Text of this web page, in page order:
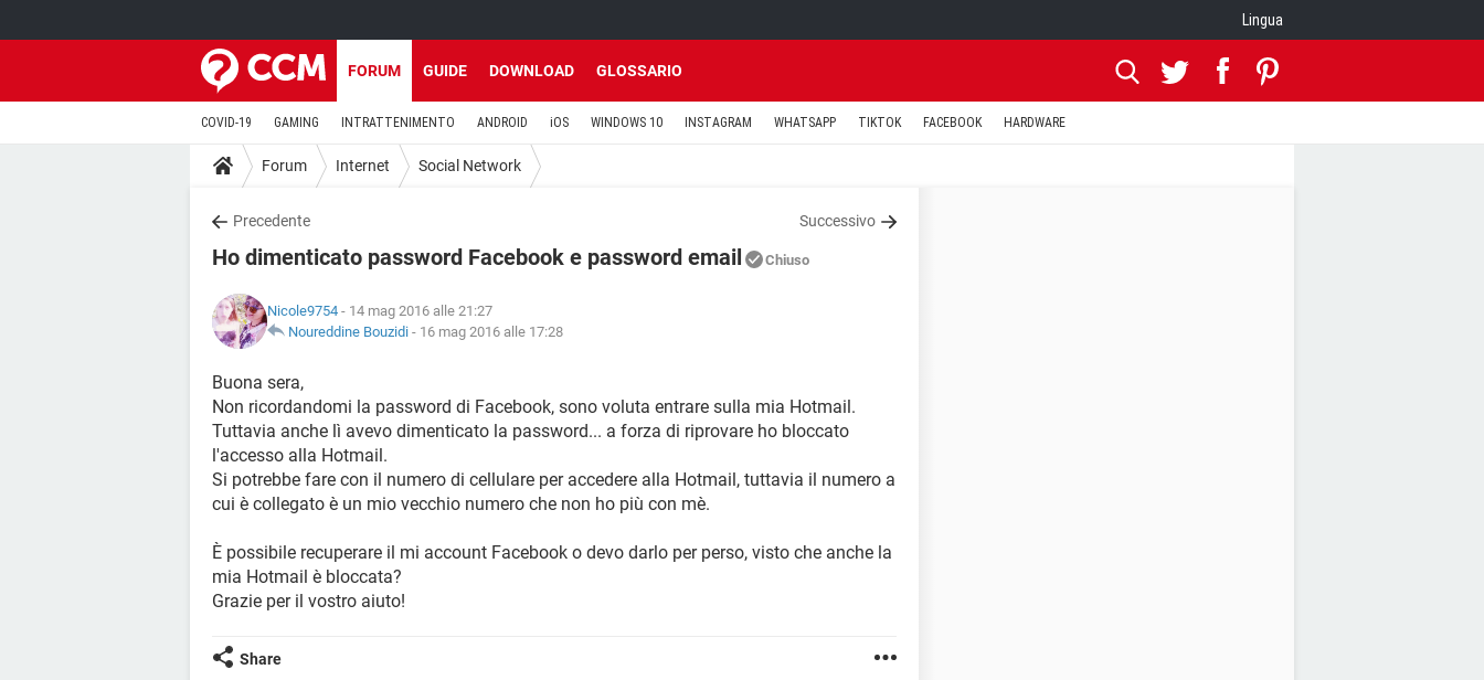
Lingua
FORUM GUIDE DOWNLOAD GLOSSARIO
COVID-19 GAMING INTRATTENIMENTO ANDROID iOS WINDOWS 10 INSTAGRAM WHATSAPP TIKTOK FACEBOOK HARDWARE
Forum Internet Social Network
Precedente Successivo
Ho dimenticato password Facebook e password email Chiuso
Nicole9754 - 14 mag 2016 alle 21:27
Noureddine Bouzidi - 16 mag 2016 alle 17:28
Buona sera,
Non ricordandomi la password di Facebook, sono voluta entrare sulla mia Hotmail.
Tuttavia anche lì avevo dimenticato la password... a forza di riprovare ho bloccato
l'accesso alla Hotmail.
Si potrebbe fare con il numero di cellulare per accedere alla Hotmail, tuttavia il numero a
cui è collegato è un mio vecchio numero che non ho più con mè.
È possibile recuperare il mi account Facebook o devo darlo per perso, visto che anche la
mia Hotmail è bloccata?
Grazie per il vostro aiuto!
Share